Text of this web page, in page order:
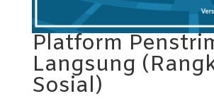
Platform
Langsung
Sosial)